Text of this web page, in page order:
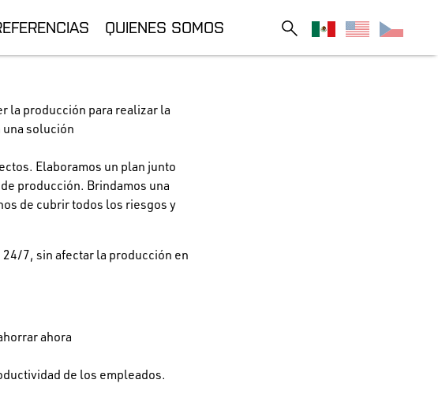
QUIENES SOMOS
la producción para realizar la
solución
Elaboramos un plan junto
producción. Brindamos una
de cubrir todos los riesgos y
7, sin afectar la producción en
ahora
de los empleados.